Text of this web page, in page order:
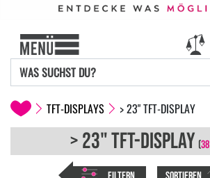
TFT-DISPLAYS > 23" TFT-DISPLAY
> 23" TFT-DISPLAY (38